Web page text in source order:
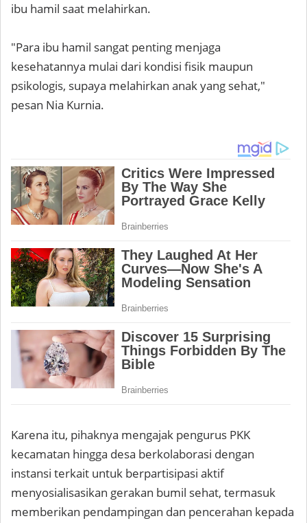
ibu hamil saat melahirkan.
"Para ibu hamil sangat penting menjaga
kesehatannya mulai dari kondisi fisik maupun
psikologis, supaya melahirkan anak yang sehat,"
pesan Nia Kurnia.
Karena itu, pihaknya mengajak pengurus PKK
kecamatan hingga desa berkolaborasi dengan
instansi terkait untuk berpartisipasi aktif
menyosialisasikan gerakan bumil sehat, termasuk
memberikan pendampingan dan pencerahan kepada